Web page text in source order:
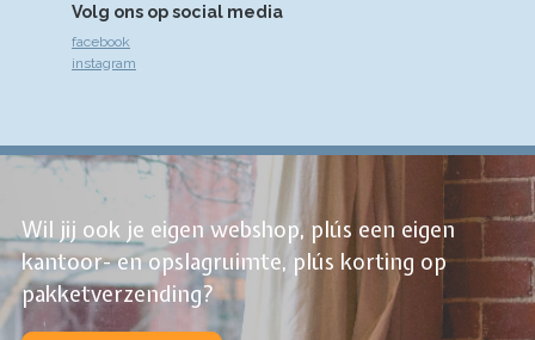
Volg ons op social media
facebook
instagram
Wil jij ook je eigen webshop, plús een eigen
kantoor- en opslagruimte, plús korting op
pakketverzending?